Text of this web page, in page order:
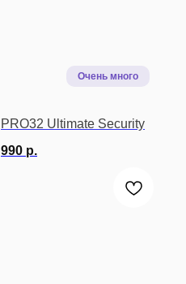
PRO32 Ultimate Security
990 р.